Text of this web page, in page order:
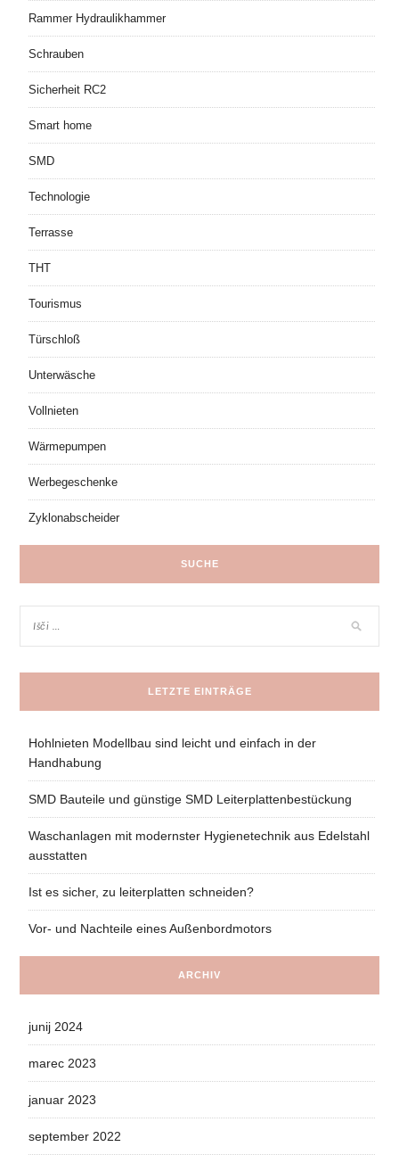
Rammer Hydraulikhammer
Schrauben
Sicherheit RC2
Smart home
SMD
Technologie
Terrasse
THT
Tourismus
Türschloß
Unterwäsche
Vollnieten
Wärmepumpen
Werbegeschenke
Zyklonabscheider
SUCHE
LETZTE EINTRÄGE
Hohlnieten Modellbau sind leicht und einfach in der
Handhabung
SMD Bauteile und günstige SMD Leiterplattenbestückung
Waschanlagen mit modernster Hygienetechnik aus Edelstahl
ausstatten
Ist es sicher, zu leiterplatten schneiden?
Vor- und Nachteile eines Außenbordmotors
ARCHIV
junij 2024
marec 2023
januar 2023
september 2022